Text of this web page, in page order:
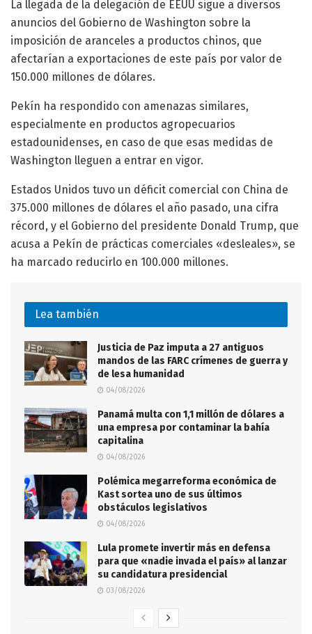
La llegada de la delegación de EEUU sigue a diversos
anuncios del Gobierno de Washington sobre la
imposición de aranceles a productos chinos, que
afectarían a exportaciones de este país por valor de
150.000 millones de dólares.
Pekín ha respondido con amenazas similares,
especialmente en productos agropecuarios
estadounidenses, en caso de que esas medidas de
Washington lleguen a entrar en vigor.
Estados Unidos tuvo un déficit comercial con China de
375.000 millones de dólares el año pasado, una cifra
récord, y el Gobierno del presidente Donald Trump, que
acusa a Pekín de prácticas comerciales «desleales», se
ha marcado reducirlo en 100.000 millones.
Lea también
Justicia de Paz imputa a 27 antiguos
mandos de las FARC crímenes de guerra y
de lesa humanidad
04/08/2026
Panamá multa con 1,1 millón de dólares a
una empresa por contaminar la bahía
capitalina
04/08/2026
Polémica megarreforma económica de
Kast sortea uno de sus últimos
obstáculos legislativos
04/08/2026
Lula promete invertir más en defensa
para que «nadie invada el país» al lanzar
su candidatura presidencial
03/08/2026